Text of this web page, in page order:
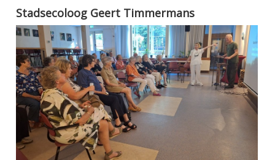
Stadsecoloog Geert Timmermans